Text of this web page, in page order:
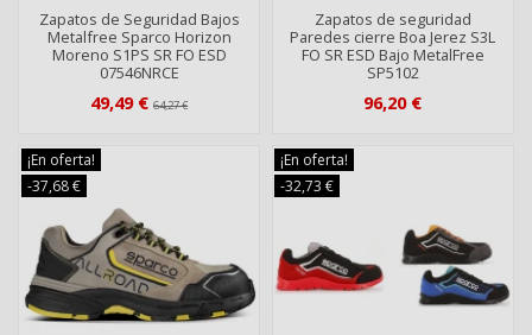
Zapatos de Seguridad Bajos
Metalfree Sparco Horizon
Moreno S1PS SR FO ESD
07546NRCE
49,49 €64,27 €
Zapatos de seguridad
Paredes cierre Boa Jerez S3L
FO SR ESD Bajo MetalFree
SP5102
96,20 €
¡En oferta!
-37,68 €
¡En oferta!
-32,73 €